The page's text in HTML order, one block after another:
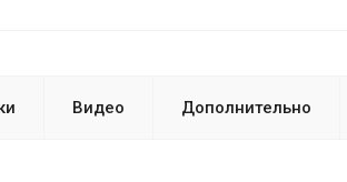
Видео Дополнительно